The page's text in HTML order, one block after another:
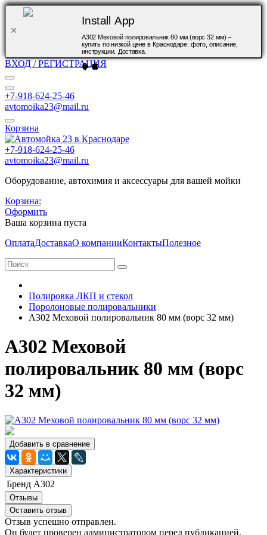
Install App
A302 Меховой полировальник 80 мм (ворс 32 мм) –
купить по низкой цене в Краснодаре: фото, описание,
инструкции. Доставка.
ВХОД / РЕГИСТРАЦИЯ
+7-918-624-25-46
avtomoika23@mail.ru
Корзина
+7-918-624-25-46
avtomoika23@mail.ru
Оборудование, автохимия и аксессуары для вашей мойки
Корзина:
Оформить
Ваша корзина пуста
ОплатаДоставкаО компанииКонтактыПолезное
Полировка ЛКП и стекол
Поролоновые полировальники
A302 Меховой полировальник 80 мм (ворс 32 мм)
A302 Меховой
полировальник 80 мм (ворс
32 мм)
Добавить в сравнение
Характеристики
Бренд A302
Отзывы
Оставить отзыв
Отзыв успешно отправлен.
Он будет проверен администратором перед публикацией.